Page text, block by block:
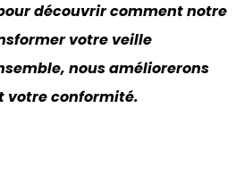
découvrir comment notre
votre veille
nous améliorerons
votre conformité.